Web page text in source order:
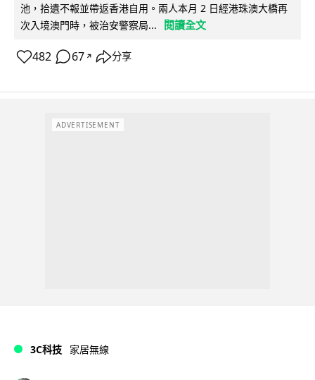
池，拾遺不報並帶返香港自用。兩人本月 2 日經港珠澳大橋再
次入境澳門時，被治安警察局...
閱讀全文
482 67 ↗ 分享
ADVERTISEMENT
3C科技 家居無線